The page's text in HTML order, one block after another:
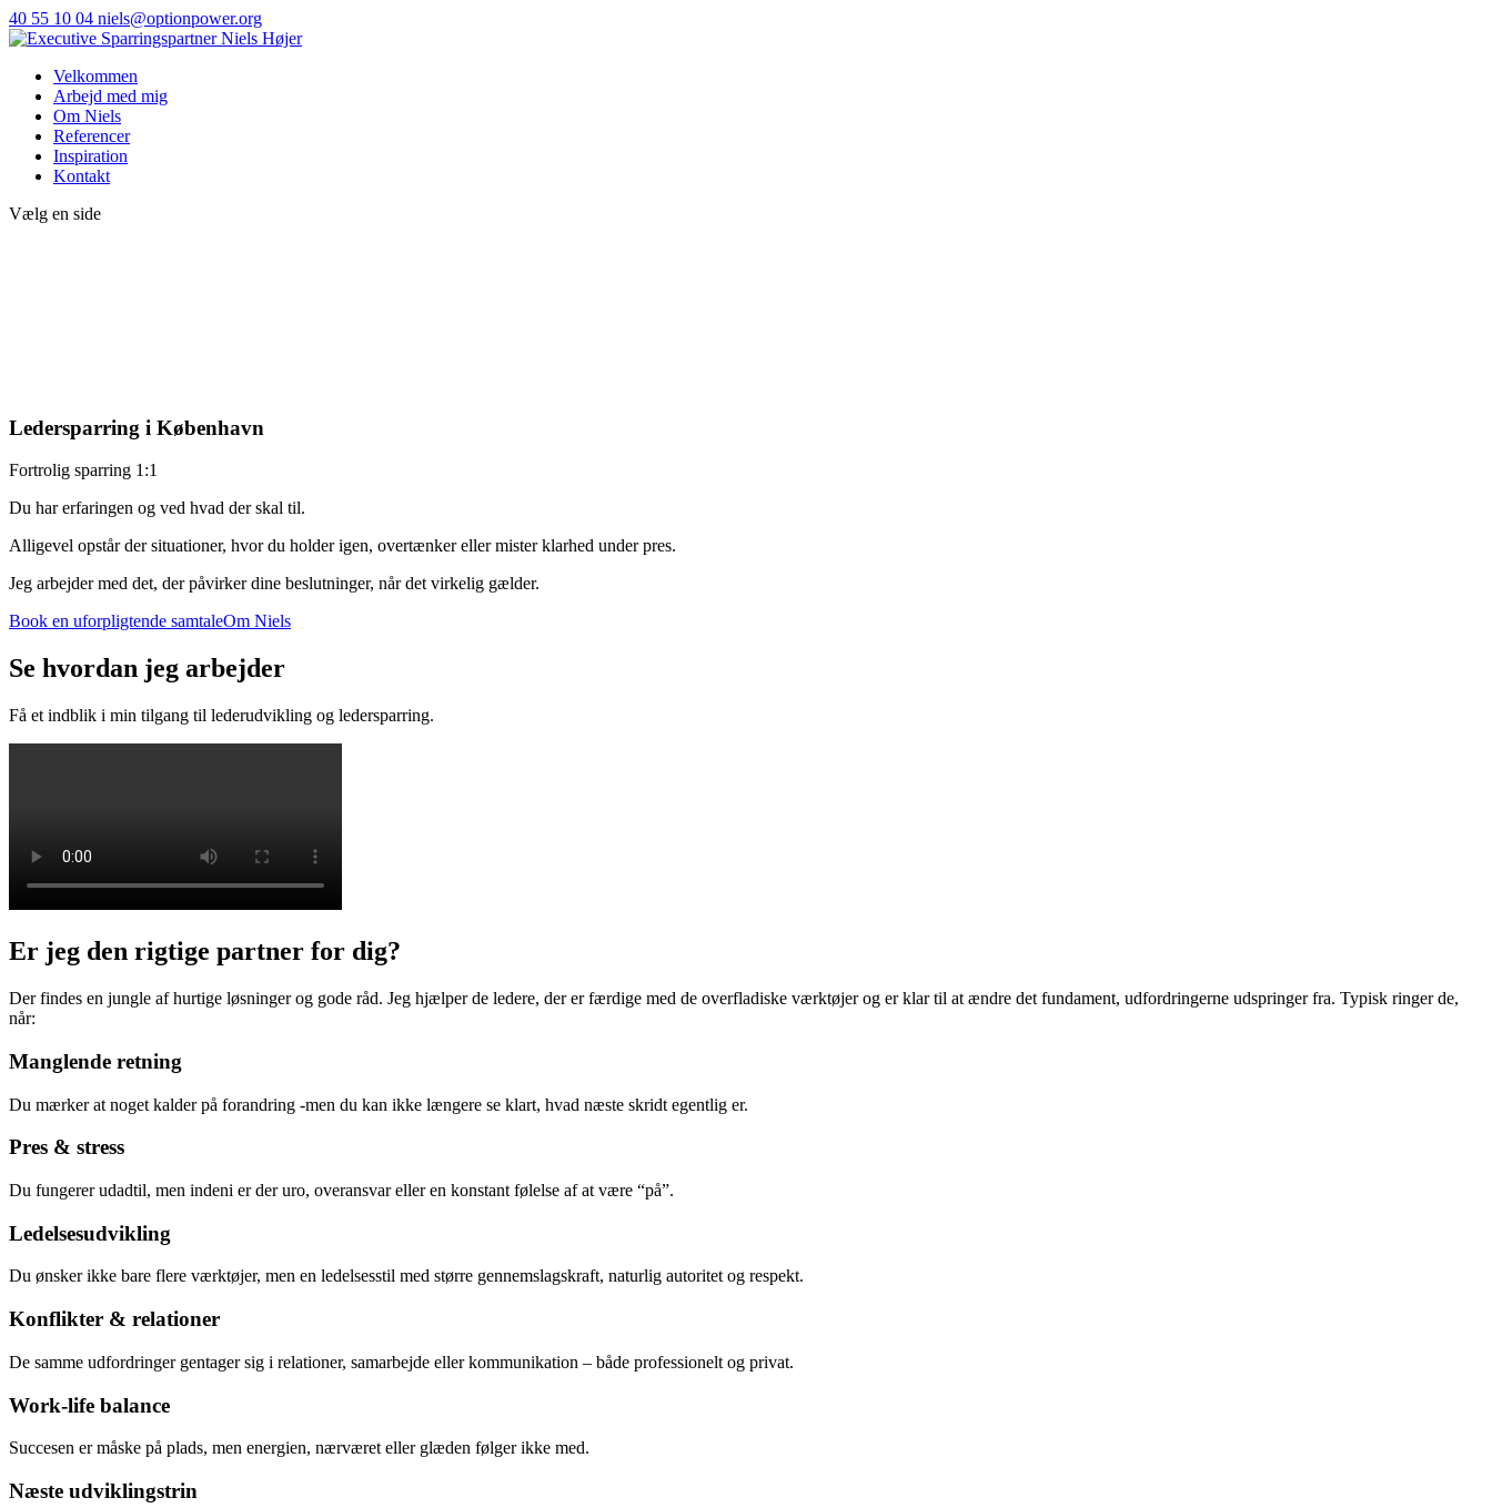
40 55 10 04 niels@optionpower.org
Velkommen
Arbejd med mig
Om Niels
Referencer
Inspiration
Kontakt
Vælg en side
Ledersparring i København
Fortrolig sparring 1:1
Du har erfaringen og ved hvad der skal til.
Alligevel opstår der situationer, hvor du holder igen, overtænker eller mister klarhed under pres.
Jeg arbejder med det, der påvirker dine beslutninger, når det virkelig gælder.
Book en uforpligtende samtaleOm Niels
Se hvordan jeg arbejder
Få et indblik i min tilgang til lederudvikling og ledersparring.
Er jeg den rigtige partner for dig?
Der findes en jungle af hurtige løsninger og gode råd. Jeg hjælper de ledere, der er færdige med de overfladiske værktøjer og er klar til at ændre det fundament, udfordringerne udspringer fra. Typisk ringer de,
når:
Manglende retning
Du mærker at noget kalder på forandring -men du kan ikke længere se klart, hvad næste skridt egentlig er.
Pres & stress
Du fungerer udadtil, men indeni er der uro, overansvar eller en konstant følelse af at være “på”.
Ledelsesudvikling
Du ønsker ikke bare flere værktøjer, men en ledelsesstil med større gennemslagskraft, naturlig autoritet og respekt.
Konflikter & relationer
De samme udfordringer gentager sig i relationer, samarbejde eller kommunikation – både professionelt og privat.
Work-life balance
Succesen er måske på plads, men energien, nærværet eller glæden følger ikke med.
Næste udviklingstrin